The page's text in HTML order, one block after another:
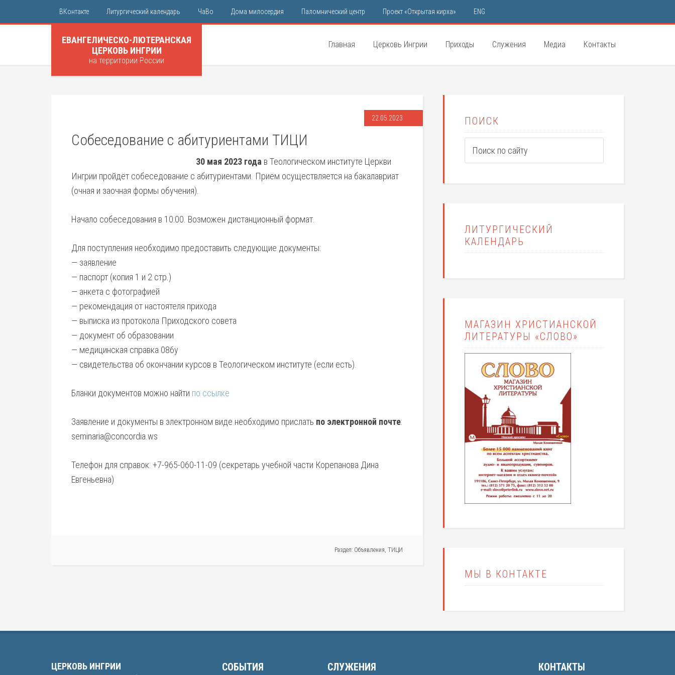
ВКонтакте Литургический календарь ЧаВо Дома милосердия Паломнический центр Проект «Открытая кирха» ENG
ЕВАНГЕЛИЧЕСКО-ЛЮТЕРАНСКАЯ
ЦЕРКОВЬ ИНГРИИ
на территории России
Главная Церковь Ингрии Приходы Служения Медиа Контакты
22.05.2023
Собеседование с абитуриентами ТИЦИ
30 мая 2023 года в Теологическом институте Церкви
Ингрии пройдёт собеседование с абитуриентами. Приём осуществляется на бакалавриат
(очная и заочная формы обучения).
Начало собеседования в 10:00. Возможен дистанционный формат.
Для поступления необходимо предоставить следующие документы:
— заявление
— паспорт (копия 1 и 2 стр.)
— анкета с фотографией
— рекомендация от настоятеля прихода
— выписка из протокола Приходского совета
— документ об образовании
— медицинская справка 086у
— свидетельства об окончании курсов в Теологическом институте (если есть).
Бланки документов можно найти по ссылке
Заявление и документы в электронном виде необходимо прислать по электронной почте:
seminaria@concordia.ws
Телефон для справок: +7-965-060-11-09 (секретарь учебной части Корепанова Дина
Евгеньевна)
Раздел: Объявления, ТИЦИ
ПОИСК
ЛИТУРГИЧЕСКИЙ
КАЛЕНДАРЬ
МАГАЗИН ХРИСТИАНСКОЙ
ЛИТЕРАТУРЫ «СЛОВО»
МЫ В КОНТАКТЕ
ЦЕРКОВЬ ИНГРИИ
СОБЫТИЯ СЛУЖЕНИЯ КОНТАКТЫ